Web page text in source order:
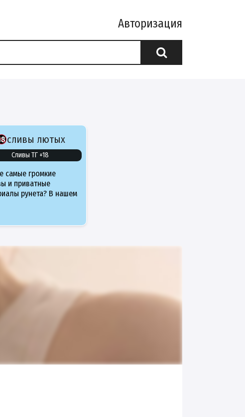
Авторизация
сливы лютых
Сливы ТГ +18
самые громкие
и приватные
рунета? В нашем